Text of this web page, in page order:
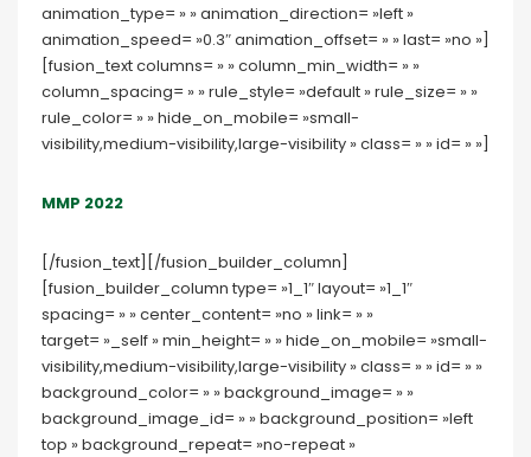
animation_type= » » animation_direction= »left »
animation_speed= »0.3″ animation_offset= » » last= »no »]
[fusion_text columns= » » column_min_width= » »
column_spacing= » » rule_style= »default » rule_size= » »
rule_color= » » hide_on_mobile= »small-
visibility,medium-visibility,large-visibility » class= » » id= » »]
MMP 2022
[/fusion_text][/fusion_builder_column]
[fusion_builder_column type= »1_1″ layout= »1_1″
spacing= » » center_content= »no » link= » »
target= »_self » min_height= » » hide_on_mobile= »small-
visibility,medium-visibility,large-visibility » class= » » id= » »
background_color= » » background_image= » »
background_image_id= » » background_position= »left
top » background_repeat= »no-repeat »